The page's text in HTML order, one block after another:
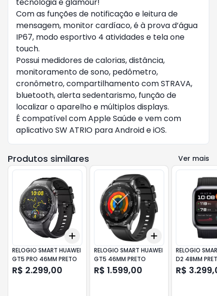
Com as funções de notificação e leitura de
mensagem, monitor cardíaco, é à prova d’água
IP67, modo esportivo 4 atividades e tela one
touch.
Possui medidores de calorias, distância,
monitoramento de sono, pedômetro,
cronômetro, compartilhamento com STRAVA,
bluetooth, alerta sedentarismo, função de
localizar o aparelho e múltiplos displays.
É compatível com Apple Saúde e vem com
aplicativo SW ATRIO para Android e iOS.
Produtos similares Ver mais
+10
Add
RELOGIO SMART HUAWEI
GT5 PRO 46MM PRETO
R$ 2.299,00
+10
Add
RELOGIO SMART HUAWEI
GT5 46MM PRETO
R$ 1.599,00
RELOGIO
D2 48MM
R$